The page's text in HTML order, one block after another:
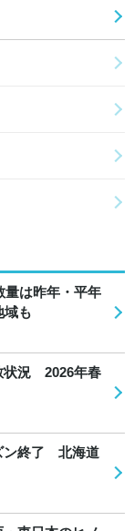
量は昨年・平年
域も
状況 2026年春
ン終了 北海道